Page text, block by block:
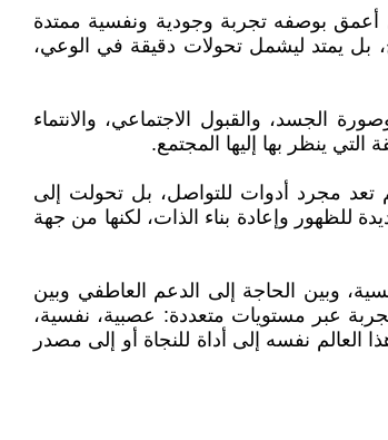
بوصفه تجربة وجودية ونفسية ممتدة
بل يمتد ليشمل تحولات دقيقة في الوعي،
الجسد، والقبول الاجتماعي، والانتماء
ينظر بها إليها المجتمع.
تعد مجرد أدوات للتواصل، بل تحولت إلى
للظهور وإعادة بناء الذات، لكنها من جهة
وبين الحاجة إلى الدعم العاطفي وبين
عبر مستويات متعددة: عصبية، نفسية،
نفسه إلى أداة للنجاة أو إلى مصدر